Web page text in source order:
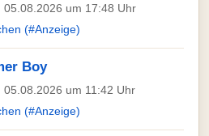
05.08.2026 um 17:48 Uhr
(#Anzeige)
Boy
05.08.2026 um 11:42 Uhr
(#Anzeige)